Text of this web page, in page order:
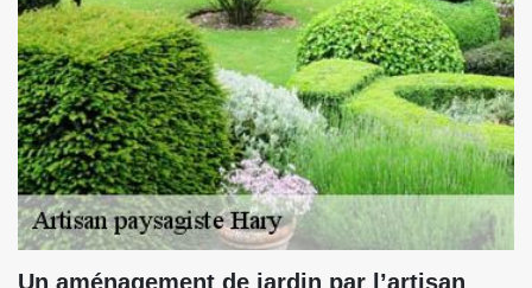
Un aménagement de jardin par l’artisan